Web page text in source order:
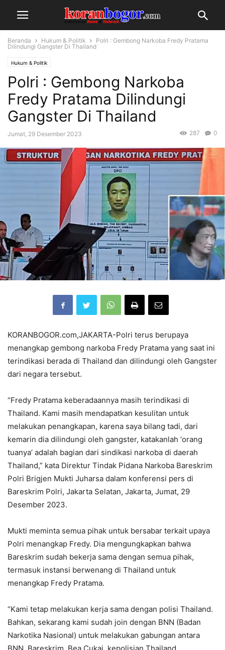
Beranda Hukum & Politik
Polri : Gembong Narkoba Fredy Pratama
Dilindungi Gangster Di Thailand
Hukum & Politik
Polri : Gembong Narkoba
Fredy Pratama Dilindungi
Gangster Di Thailand
Jumat, 29 Desember 2023 0
287
KORANBOGOR.com,JAKARTA-Polri terus berupaya
menangkap gembong narkoba Fredy Pratama yang saat ini
terindikasi berada di Thailand dan dilindungi oleh Gangster
dari negara tersebut.
“Fredy Pratama keberadaannya masih terindikasi di
Thailand. Kami masih mendapatkan kesulitan untuk
melakukan penangkapan, karena saya bilang tadi, dari
kemarin dia dilindungi oleh gangster, katakanlah ‘orang
tuanya’ adalah bagian dari sindikasi narkoba di daerah
Thailand,” kata Direktur Tindak Pidana Narkoba Bareskrim
Polri Brigjen Mukti Juharsa dalam konferensi pers di
Bareskrim Polri, Jakarta Selatan, Jakarta, Jumat, 29
Desember 2023.
Mukti meminta semua pihak untuk bersabar terkait upaya
Polri menangkap Fredy. Dia mengungkapkan bahwa
Bareskrim sudah bekerja sama dengan semua pihak,
termasuk instansi berwenang di Thailand untuk
menangkap Fredy Pratama.
“Kami tetap melakukan kerja sama dengan polisi Thailand.
Bahkan, sekarang kami sudah join dengan BNN (Badan
Narkotika Nasional) untuk melakukan gabungan antara